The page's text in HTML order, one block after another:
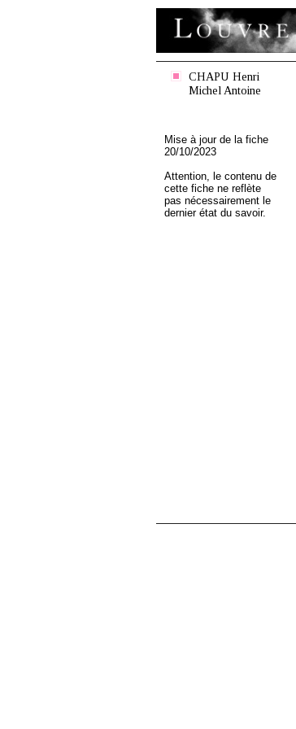
CHAPU Henri
Michel Antoine
Mise à jour de la fiche
20/10/2023
Attention, le contenu de
cette fiche ne reflète
pas nécessairement le
dernier état du savoir.